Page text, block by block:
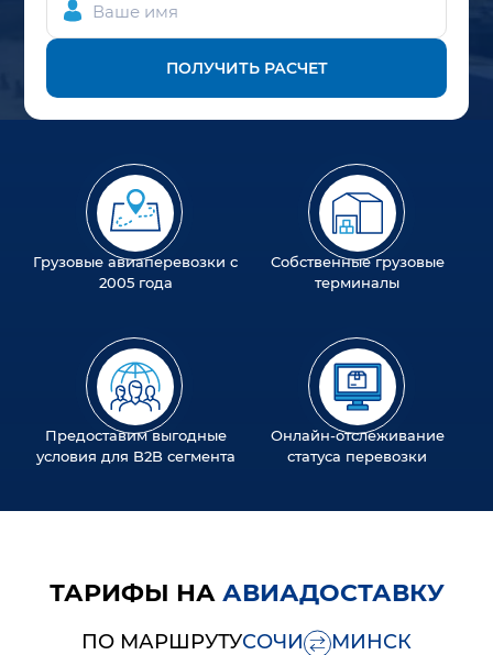
Ваше имя
ПОЛУЧИТЬ РАСЧЕТ
Грузовые авиаперевозки с
2005 года
Собственные грузовые
терминалы
Предоставим выгодные
условия для B2B сегмента
Онлайн-отслеживание
статуса перевозки
ТАРИФЫ НА АВИАДОСТАВКУ
ПО МАРШРУТУСОЧИ МИНСК